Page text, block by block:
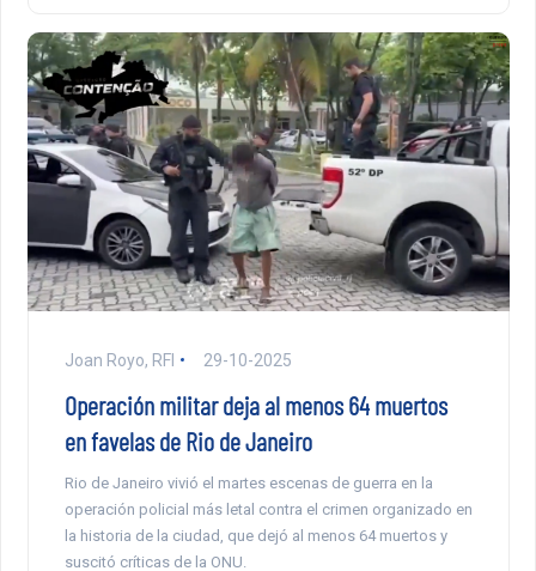
Joan Royo, RFI 29-10-2025
Operación militar deja al menos 64 muertos
en favelas de Rio de Janeiro
Rio de Janeiro vivió el martes escenas de guerra en la
operación policial más letal contra el crimen organizado en
la historia de la ciudad, que dejó al menos 64 muertos y
suscitó críticas de la ONU.